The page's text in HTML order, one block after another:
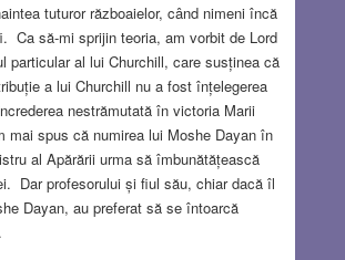
tuturor războaielor, când nimeni încă
Ca să-mi sprijin teoria, am vorbit de Lord
particular al lui Churchill, care susținea că
a lui Churchill nu a fost înțelegerea
nestrămutată în victoria Marii
mai spus că numirea lui Moshe Dayan în
al Apărării urma să îmbunătățească
Dar profesorului și fiul său, chiar dacă îl
Dayan, au preferat să se întoarcă